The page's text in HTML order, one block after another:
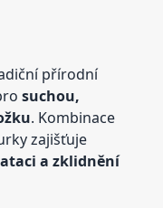
přírodní
suchou,
. Kombinace
zajišťuje
a zklidnění